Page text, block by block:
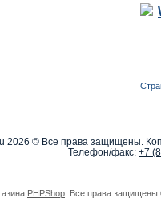
2026 © Все права защищены.
Телефон/факс: +7
PHPShop . Все права защищены